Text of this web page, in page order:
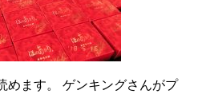
めます。 ゲンキングさんがプ